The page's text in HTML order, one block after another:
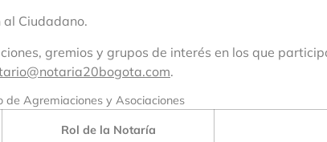
Ciudadano.
gremios y grupos de interés en los que
.
de Agremiaciones y Asociaciones
Rol de la Notaría